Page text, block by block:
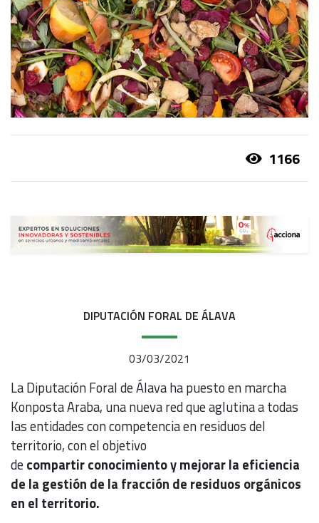
1166
DIPUTACIÓN FORAL DE ÁLAVA
03/03/2021
La Diputación Foral de Álava ha puesto en marcha
Konposta Araba, una nueva red que aglutina a todas
las entidades con competencia en residuos del
territorio, con el objetivo
decompartir conocimiento y mejorar la eficiencia
de la gestión de la fracción de residuos orgánicos
en el territorio.